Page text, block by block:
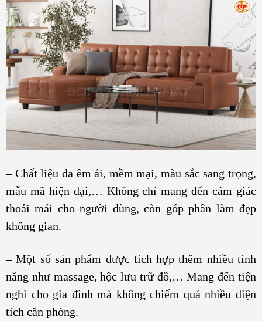
– Chất liệu da êm ái, mềm mại, màu sắc sang trọng,
mẫu mã hiện đại,… Không chỉ mang đến cảm giác
thoải mái cho người dùng, còn góp phần làm đẹp
không gian.
– Một số sản phẩm được tích hợp thêm nhiều tính
năng như massage, hộc lưu trữ đồ,… Mang đến tiện
nghi cho gia đình mà không chiếm quá nhiều diện
tích căn phòng.